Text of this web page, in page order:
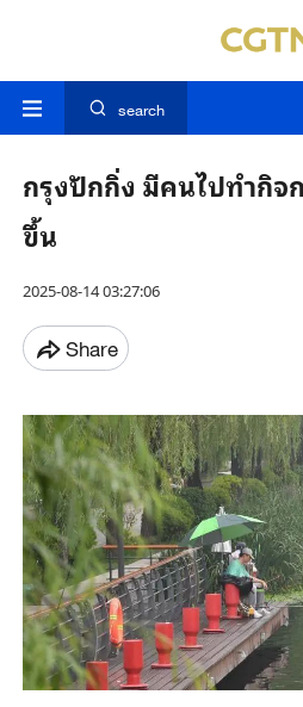
search
กรุงปักกิ่ง มีคนไปทำกิจ
ขึ้น
2025-08-14 03:27:06
Share